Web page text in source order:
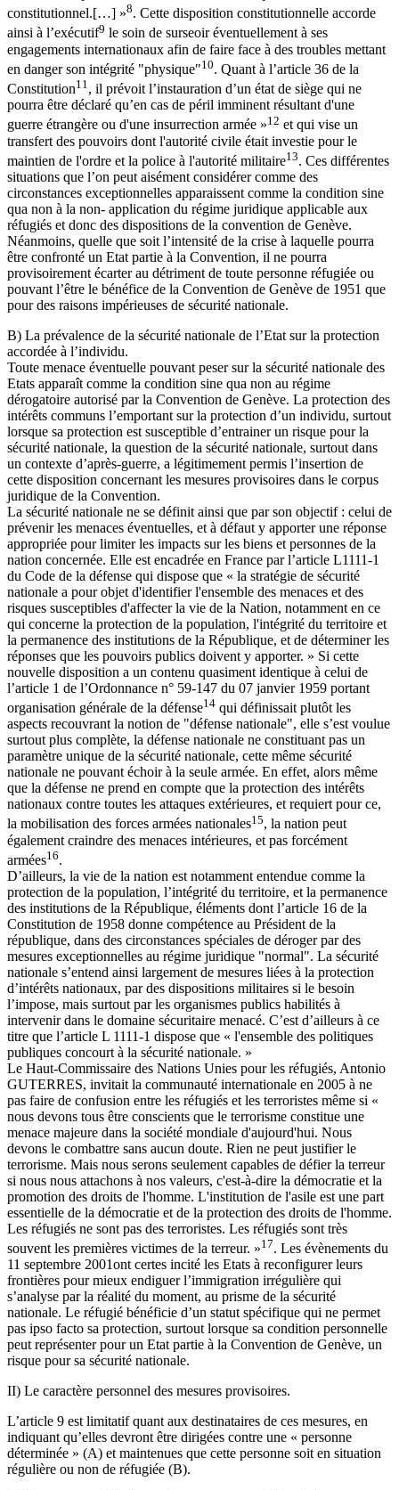
constitutionnel.[…] »8. Cette disposition constitutionnelle accorde
ainsi à l’exécutif9 le soin de surseoir éventuellement à ses
engagements internationaux afin de faire face à des troubles mettant
en danger son intégrité "physique"10. Quant à l’article 36 de la
Constitution11, il prévoit l’instauration d’un état de siège qui ne
pourra être déclaré qu’en cas de péril imminent résultant d'une
guerre étrangère ou d'une insurrection armée »12 et qui vise un
transfert des pouvoirs dont l'autorité civile était investie pour le
maintien de l'ordre et la police à l'autorité militaire13. Ces différentes
situations que l’on peut aisément considérer comme des
circonstances exceptionnelles apparaissent comme la condition sine
qua non à la non- application du régime juridique applicable aux
réfugiés et donc des dispositions de la convention de Genève.
Néanmoins, quelle que soit l’intensité de la crise à laquelle pourra
être confronté un Etat partie à la Convention, il ne pourra
provisoirement écarter au détriment de toute personne réfugiée ou
pouvant l’être le bénéfice de la Convention de Genève de 1951 que
pour des raisons impérieuses de sécurité nationale.
B) La prévalence de la sécurité nationale de l’Etat sur la protection
accordée à l’individu.
Toute menace éventuelle pouvant peser sur la sécurité nationale des
Etats apparaît comme la condition sine qua non au régime
dérogatoire autorisé par la Convention de Genève. La protection des
intérêts communs l’emportant sur la protection d’un individu, surtout
lorsque sa protection est susceptible d’entrainer un risque pour la
sécurité nationale, la question de la sécurité nationale, surtout dans
un contexte d’après-guerre, a légitimement permis l’insertion de
cette disposition concernant les mesures provisoires dans le corpus
juridique de la Convention.
La sécurité nationale ne se définit ainsi que par son objectif : celui de
prévenir les menaces éventuelles, et à défaut y apporter une réponse
appropriée pour limiter les impacts sur les biens et personnes de la
nation concernée. Elle est encadrée en France par l’article L1111-1
du Code de la défense qui dispose que « la stratégie de sécurité
nationale a pour objet d'identifier l'ensemble des menaces et des
risques susceptibles d'affecter la vie de la Nation, notamment en ce
qui concerne la protection de la population, l'intégrité du territoire et
la permanence des institutions de la République, et de déterminer les
réponses que les pouvoirs publics doivent y apporter. » Si cette
nouvelle disposition a un contenu quasiment identique à celui de
l’article 1 de l’Ordonnance n° 59-147 du 07 janvier 1959 portant
organisation générale de la défense14 qui définissait plutôt les
aspects recouvrant la notion de "défense nationale", elle s’est voulue
surtout plus complète, la défense nationale ne constituant pas un
paramètre unique de la sécurité nationale, cette même sécurité
nationale ne pouvant échoir à la seule armée. En effet, alors même
que la défense ne prend en compte que la protection des intérêts
nationaux contre toutes les attaques extérieures, et requiert pour ce,
la mobilisation des forces armées nationales15, la nation peut
également craindre des menaces intérieures, et pas forcément
armées16.
D’ailleurs, la vie de la nation est notamment entendue comme la
protection de la population, l’intégrité du territoire, et la permanence
des institutions de la République, éléments dont l’article 16 de la
Constitution de 1958 donne compétence au Président de la
république, dans des circonstances spéciales de déroger par des
mesures exceptionnelles au régime juridique "normal". La sécurité
nationale s’entend ainsi largement de mesures liées à la protection
d’intérêts nationaux, par des dispositions militaires si le besoin
l’impose, mais surtout par les organismes publics habilités à
intervenir dans le domaine sécuritaire menacé. C’est d’ailleurs à ce
titre que l’article L 1111-1 dispose que « l'ensemble des politiques
publiques concourt à la sécurité nationale. »
Le Haut-Commissaire des Nations Unies pour les réfugiés, Antonio
GUTERRES, invitait la communauté internationale en 2005 à ne
pas faire de confusion entre les réfugiés et les terroristes même si «
nous devons tous être conscients que le terrorisme constitue une
menace majeure dans la société mondiale d'aujourd'hui. Nous
devons le combattre sans aucun doute. Rien ne peut justifier le
terrorisme. Mais nous serons seulement capables de défier la terreur
si nous nous attachons à nos valeurs, c'est-à-dire la démocratie et la
promotion des droits de l'homme. L'institution de l'asile est une part
essentielle de la démocratie et de la protection des droits de l'homme.
Les réfugiés ne sont pas des terroristes. Les réfugiés sont très
souvent les premières victimes de la terreur. »17. Les évènements du
11 septembre 2001ont certes incité les Etats à reconfigurer leurs
frontières pour mieux endiguer l’immigration irrégulière qui
s’analyse par la réalité du moment, au prisme de la sécurité
nationale. Le réfugié bénéficie d’un statut spécifique qui ne permet
pas ipso facto sa protection, surtout lorsque sa condition personnelle
peut représenter pour un Etat partie à la Convention de Genève, un
risque pour sa sécurité nationale.
II) Le caractère personnel des mesures provisoires.
L’article 9 est limitatif quant aux destinataires de ces mesures, en
indiquant qu’elles devront être dirigées contre une « personne
déterminée » (A) et maintenues que cette personne soit en situation
régulière ou non de réfugiée (B).